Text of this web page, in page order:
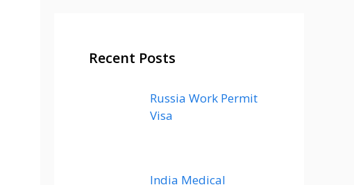
Recent Posts
Russia Work Permit
Visa
India Medical